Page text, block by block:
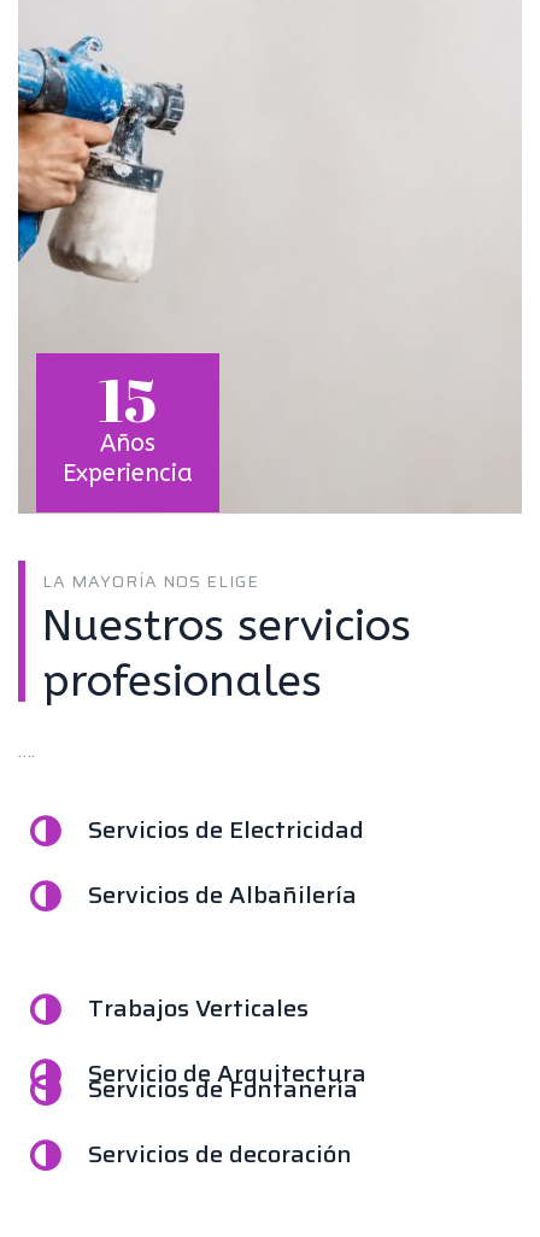
15
Años
Experiencia
LA MAYORÍA NOS ELIGE
Nuestros servicios
profesionales
….
Servicios de Electricidad
Servicios de Albañilería
Trabajos Verticales
Servicio de Arquitectura
Servicios de Fontanería
Servicios de decoración